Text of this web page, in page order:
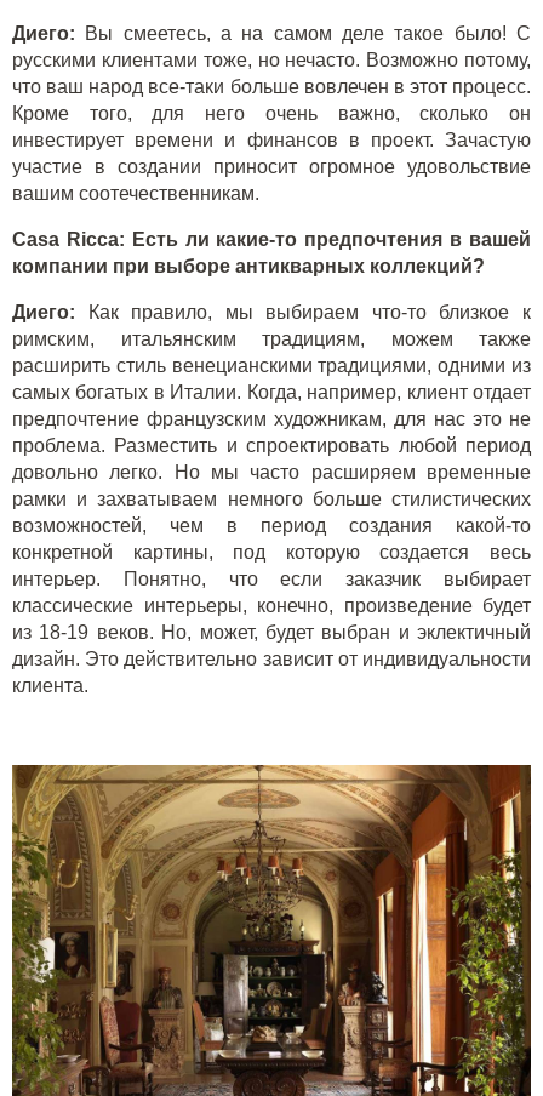
Диего: Вы смеетесь, а на самом деле такое было! С
русскими клиентами тоже, но нечасто. Возможно потому,
что ваш народ все-таки больше вовлечен в этот процесс.
Кроме того, для него очень важно, сколько он
инвестирует времени и финансов в проект. Зачастую
участие в создании приносит огромное удовольствие
вашим соотечественникам.
Casa Ricca: Есть ли какие-то предпочтения в вашей
компании при выборе антикварных коллекций?
Диего:
Как правило, мы выбираем что-то близкое к
римским, итальянским традициям, можем также
расширить стиль венецианскими традициями, одними из
самых богатых в Италии. Когда, например, клиент отдает
предпочтение французским художникам, для нас это не
проблема. Разместить и спроектировать любой период
довольно легко. Но мы часто расширяем временные
рамки и захватываем немного больше стилистических
возможностей, чем в период создания какой-то
конкретной картины, под которую создается весь
интерьер. Понятно, что если заказчик выбирает
классические интерьеры, конечно, произведение будет
из 18-19 веков. Но, может, будет выбран и эклектичный
дизайн. Это действительно зависит от индивидуальности
клиента.